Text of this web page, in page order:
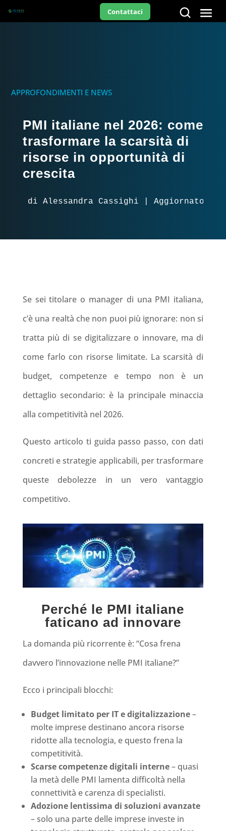
Contattaci
APPROFONDIMENTI E NEWS
PMI italiane nel 2026: come
trasformare la scarsità di
risorse in opportunità di
crescita
di Alessandra Cassighi | Aggiornato il
Se sei titolare o manager di una PMI italiana,
c’è una realtà che non puoi più ignorare: non si
tratta più di sedigitalizzare o innovare, ma di
come farlo con risorse limitate. La scarsità di
budget, competenze e tempo non è un
dettaglio secondario: è la principale minaccia
alla competitività nel 2026.
Questo articolo ti guida passo passo, con dati
concreti e strategie applicabili, per trasformare
queste debolezze in un vero vantaggio
competitivo.
Perché le PMI italiane
faticano ad innovare
La domanda più ricorrente è: “Cosa frena
davvero l’innovazione nelle PMI italiane?”
Ecco i principali blocchi:
Budget limitato per IT e digitalizzazione–
molte imprese destinano ancora risorse
ridotte alla tecnologia, e questo frena la
competitività.
Scarse competenze digitali interne– quasi
la metà delle PMI lamenta difficoltà nella
connettività e carenza di specialisti.
Adozione lentissima di soluzioni avanzate
– solo una parte delle imprese investe in